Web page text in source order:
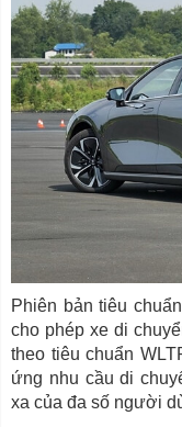
Phiên bản tiêu
cho phép xe di
theo tiêu chuẩn
ứng nhu cầu di
xa của đa số người